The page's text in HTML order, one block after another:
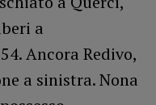
a
Ancora Redivo,
a sinistra. Nona